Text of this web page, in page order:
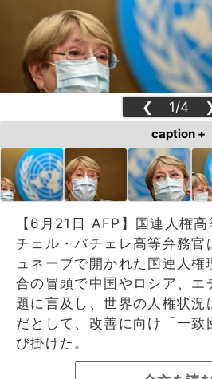
❮ 1/4
caption +
【6月21日 AFP】国連人権
チェル・バチェレ高等弁務官
ュネーブで開かれた国連人
合の冒頭で中国やロシア、エ
題に言及し、世界の人権状況
だとして、改善に向け「一致
び掛けた。